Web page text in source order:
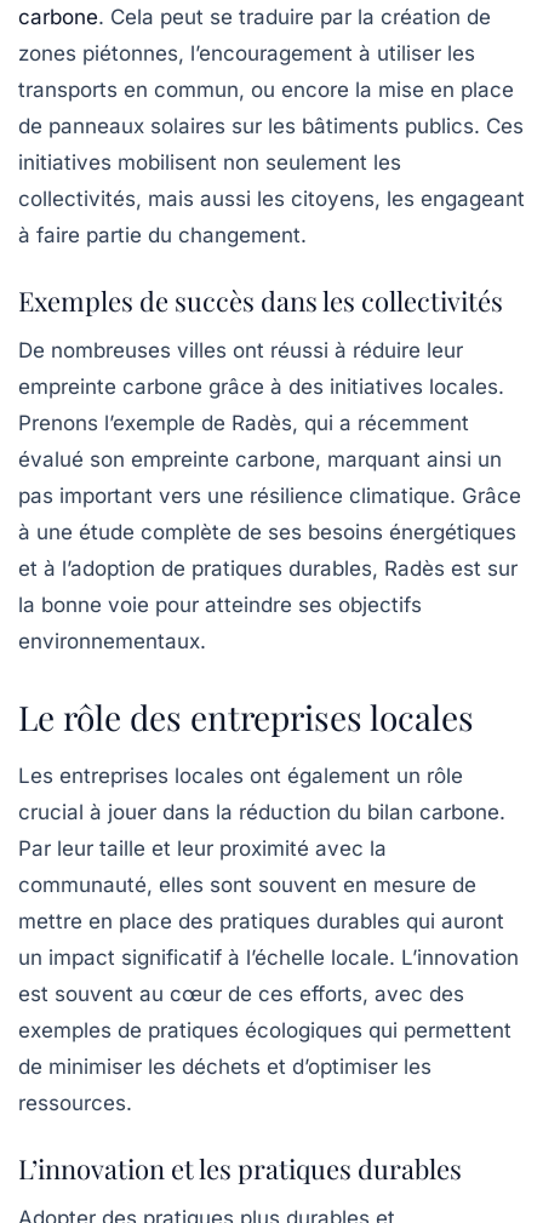
carbone. Cela peut se traduire par la création de
zones piétonnes, l’encouragement à utiliser les
transports en commun, ou encore la mise en place
de panneaux solaires sur les bâtiments publics. Ces
initiatives mobilisent non seulement les
collectivités, mais aussi les citoyens, les engageant
à faire partie du changement.
Exemples de succès dans les collectivités
De nombreuses villes ont réussi à réduire leur
empreinte carbone grâce à des initiatives locales.
Prenons l’exemple de Radès, qui a récemment
évalué son empreinte carbone, marquant ainsi un
pas important vers une résilience climatique. Grâce
à une étude complète de ses besoins énergétiques
et à l’adoption de pratiques durables, Radès est sur
la bonne voie pour atteindre ses objectifs
environnementaux.
Le rôle des entreprises locales
Les entreprises locales ont également un rôle
crucial à jouer dans la réduction du bilan carbone.
Par leur taille et leur proximité avec la
communauté, elles sont souvent en mesure de
mettre en place des pratiques durables qui auront
un impact significatif à l’échelle locale. L’innovation
est souvent au cœur de ces efforts, avec des
exemples de pratiques écologiques qui permettent
de minimiser les déchets et d’optimiser les
ressources.
L’innovation et les pratiques durables
Adopter des pratiques plus durables et